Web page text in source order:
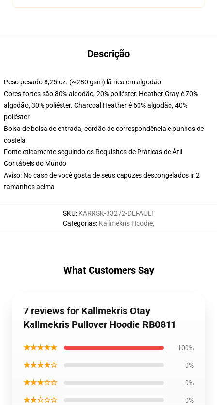
Descrição
Peso pesado 8,25 oz. (~280 gsm) lã rica em algodão
Cores fortes são 80% algodão, 20% poliéster. Heather Gray é 70%
algodão, 30% poliéster. Charcoal Heather é 60% algodão, 40%
poliéster
Bolsa de bolsa de entrada, cordão de correspondência e punhos de
costela
Fonte eticamente seguindo os Requisitos de Práticas de Átil
Contábeis do Mundo
Aviso: No caso de você gosta de seus capuzes descongelados ir 2
tamanhos acima
SKU: KARRSK-33272-DEFAULT
Categorias: Kallmekris Hoodie,
What Customers Say
7 reviews for Kallmekris Otay
Kallmekris Pullover Hoodie RB0811
★★★★★ 100%
★★★★☆ 0%
★★★☆☆ 0%
★★☆☆☆ 0%